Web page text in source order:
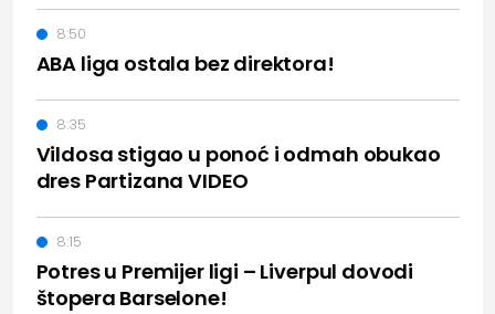
ABA liga ostala bez direktora!
8:50
Vildosa stigao u ponoć i odmah obukao
dres Partizana VIDEO
8:35
Potres u Premijer ligi – Liverpul dovodi
štopera Barselone!
8:15